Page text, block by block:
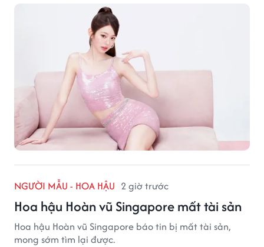
NGƯỜI MẪU - HOA HẬU 2 giờ trước
Hoa hậu Hoàn vũ Singapore mất tài sản
Hoa hậu Hoàn vũ Singapore báo tin bị mất tài sản,
mong sớm tìm lại được.